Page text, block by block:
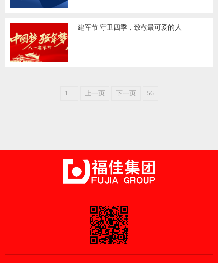
建军节|守卫四季，致敬最可爱的人
1... 上一页 下一页 56